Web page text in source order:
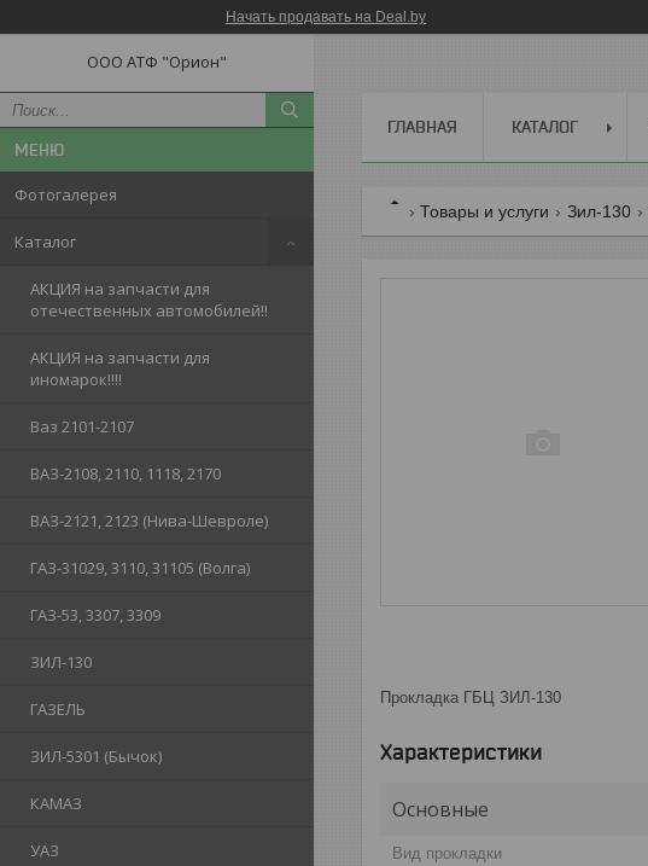
Начать продавать на Deal.by
ООО АТФ "Орион"
Фотогалерея
Каталог
АКЦИЯ на запчасти для
отечественных автомобилей!!
АКЦИЯ на запчасти для
иномарок!!!!
Ваз 2101-2107
ВАЗ-2108, 2110, 1118, 2170
ВАЗ-2121, 2123 (Нива-Шевроле)
ГАЗ-31029, 3110, 31105 (Волга)
ГАЗ-53, 3307, 3309
ЗИЛ-130
ГАЗЕЛЬ
ЗИЛ-5301 (Бычок)
КАМАЗ
УАЗ
ГЛАВНАЯ КАТАЛОГ
Товары и услуги Зил-130
Прокладка ГБЦ ЗИЛ-130
Характеристики
Основные
Вид прокладки